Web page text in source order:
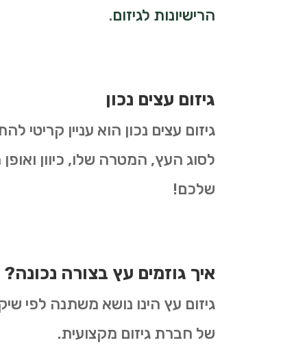
הרישיונות לגיזום.
גיזום עצים נכון
גיזום עצים נכון הוא עניין
לסוג העץ, המטרה שלו, כיוון
שלכם!
איך גוזמים עץ בצורה נכונה?
גיזום עץ הינו נושא משתנה לפי
של חברת גיזום מקצועית.